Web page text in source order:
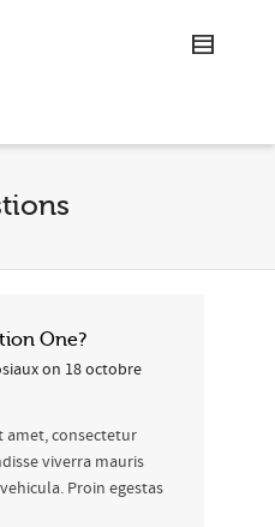
One?
on 18 octobre
amet, consectetur
viverra mauris
Proin egestas